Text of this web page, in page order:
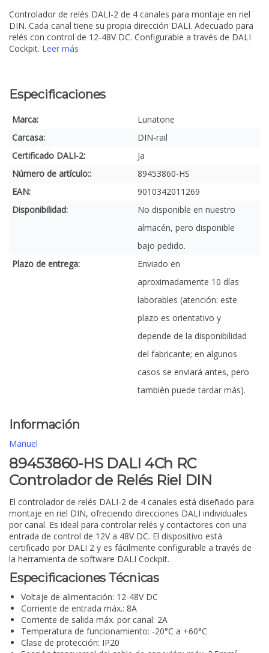
Controlador de relés DALI-2 de 4 canales para montaje en riel
DIN. Cada canal tiene su propia dirección DALI. Adecuado para
relés con control de 12-48V DC. Configurable a través de DALI
Cockpit. Leer más
Especificaciones
Marca:
Lunatone
Carcasa:
DIN-rail
Certificado DALI-2:
Ja
Número de artículo::
89453860-HS
EAN:
9010342011269
Disponibilidad:
No disponible en nuestro
almacén, pero disponible
bajo pedido.
Plazo de entrega:
Enviado en
aproximadamente 10 días
laborables (atención: este
plazo es orientativo y
depende de la disponibilidad
del fabricante; en algunos
casos se enviará antes, pero
también puede tardar más).
Información
Manuel
89453860-HS DALI 4Ch RC
Controlador de Relés Riel DIN
El controlador de relés DALI-2 de 4 canales está diseñado para
montaje en riel DIN, ofreciendo direcciones DALI individuales
por canal. Es ideal para controlar relés y contactores con una
entrada de control de 12V a 48V DC. El dispositivo está
certificado por DALI 2 y es fácilmente configurable a través de
la herramienta de software DALI Cockpit.
Especificaciones Técnicas
Voltaje de alimentación: 12-48V DC
Corriente de entrada máx.: 8A
Corriente de salida máx. por canal: 2A
Temperatura de funcionamiento: -20°C a +60°C
Clase de protección: IP20